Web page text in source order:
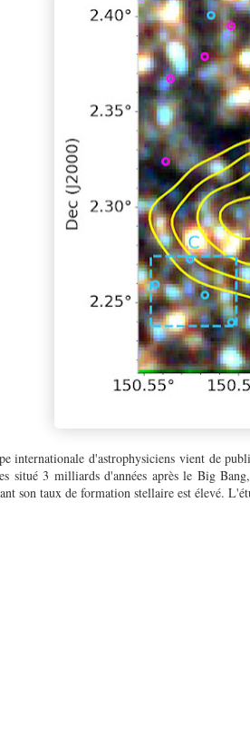
internationale d'astrophysiciens vient de
situé 3 milliards d'années après le Big
son taux de formation stellaire est élevé.